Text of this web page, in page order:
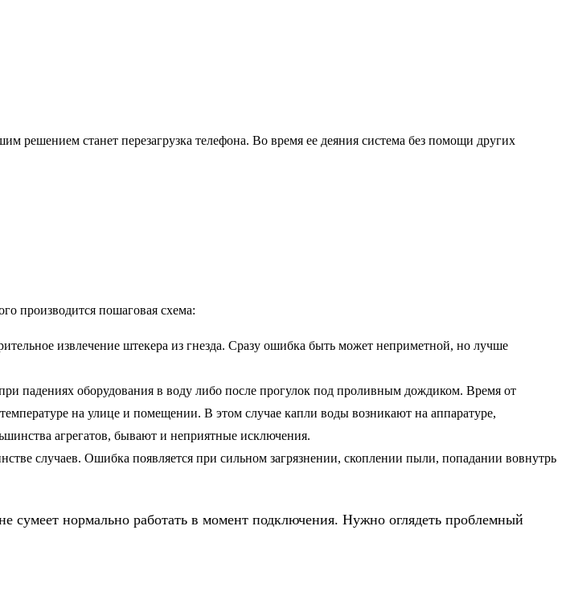
решением станет перезагрузка телефона. Во время ее деяния система без помощи других
производится пошаговая схема:
извлечение штекера из гнезда. Сразу ошибка быть может неприметной, но лучше
падениях оборудования в воду либо после прогулок под проливным дождиком. Время от
на улице и помещении. В этом случае капли воды возникают на аппаратуре,
агрегатов, бывают и неприятные исключения.
случаев. Ошибка появляется при сильном загрязнении, скоплении пыли, попадании вовнутрь
сумеет нормально работать в момент подключения. Нужно оглядеть проблемный